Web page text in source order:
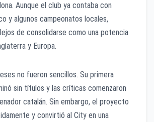
Aunque el club ya contaba con
y algunos campeonatos locales,
de consolidarse como una potencia
y Europa.
no fueron sencillos. Su primera
sin títulos y las críticas comenzaron
catalán. Sin embargo, el proyecto
y convirtió al City en una